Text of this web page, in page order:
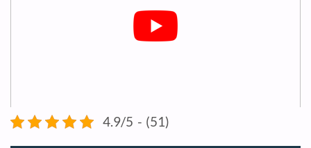
4.9/5 - (51)